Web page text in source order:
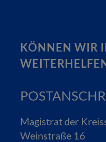
KÖNNEN WIR
Magistrat der
Weinstraße 16